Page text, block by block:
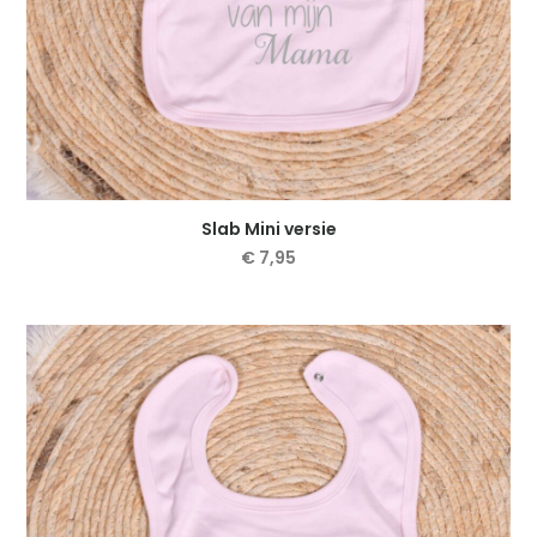
Slab Mini versie
€ 7,95
heeft
meerdere
variaties.
Deze
optie
kan
gekozen
worden